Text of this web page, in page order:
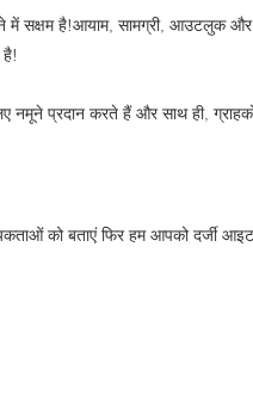
में सक्षम है!आयाम, सामग्री, आउटलुक
नमूने प्रदान करते हैं और साथ ही,
को बताएं फिर हम आपको दर्जी